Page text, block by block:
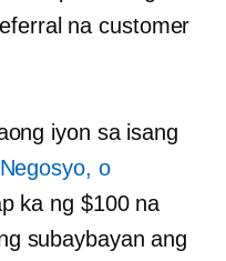
na customer
iyon sa isang
o
ka ng $100 na
subaybayan ang